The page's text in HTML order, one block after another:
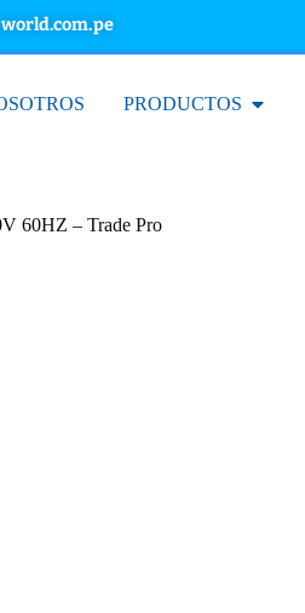
PRODUCTOS
60HZ – Trade Pro